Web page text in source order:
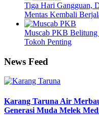
Tiga Hari Gangguan,
Mentas Kembali
Muscab PKB
Tokoh Penting
News Feed
Karang Taruna Air
Generasi Muda Melek